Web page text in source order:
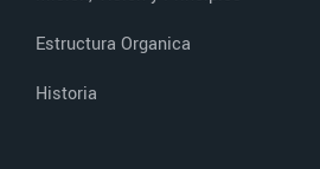
Estructura Organica
Historia